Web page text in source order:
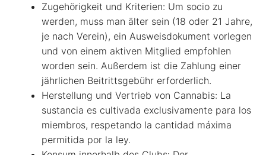
Zugehörigkeit und Kriterien: Um socio zu
werden, muss man älter sein (18 oder 21 Jahre,
je nach Verein), ein Ausweisdokument vorlegen
und von einem aktiven Mitglied empfohlen
worden sein. Außerdem ist die Zahlung einer
jährlichen Beitrittsgebühr erforderlich.
Herstellung und Vertrieb von Cannabis: La
sustancia es cultivada exclusivamente para los
miembros, respetando la cantidad máxima
permitida por la ley.